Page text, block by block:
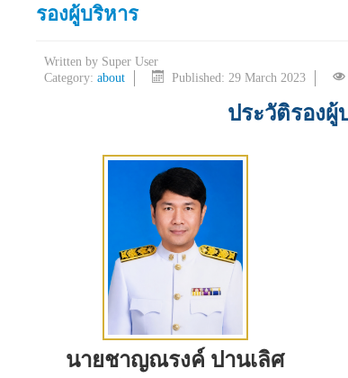
รองผู้บริหาร
Written by Super User
Category: about Published: 29 March 2023
ประวัติรองผู้
นายชาญณรงค์ ปานเลิศ